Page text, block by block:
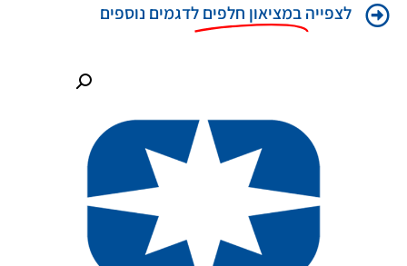
לצפייהבמציאון חלפים לדגמים נוספים